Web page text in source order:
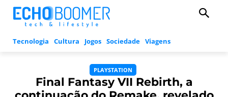
Tecnologia Cultura Jogos Sociedade Viagens
PLAYSTATION
Final Fantasy VII Rebirth, a